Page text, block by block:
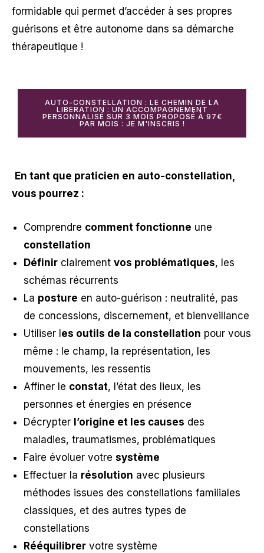
formidable qui permet d’accéder à ses propres
guérisons et être autonome dans sa démarche
thérapeutique !
AUTO-CONSTELLATION : LE CHEMIN DE LA
LIBERATION : UN ACCOMPAGNEMENT
PERSONNALISÉ SUR 3 MOIS PROPOSÉ À 97€
PAR MOIS : JE M'INSCRIS !
En tant que praticien en auto-constellation,
vous pourrez :
Comprendre comment fonctionne une
constellation
Définir clairement vos problématiques, les
schémas récurrents
La posture en auto-guérison : neutralité, pas
de concessions, discernement, et bienveillance
Utiliser l es outils de la constellation pour vous
même : le champ, la représentation, les
mouvements, les ressentis
Affiner le constat, l’état des lieux, les
personnes et énergies en présence
Décrypter l’origine et les causes des
maladies, traumatismes, problématiques
Faire évoluer votre système
Effectuer la résolution avec plusieurs
méthodes issues des constellations familiales
classiques, et des autres types de
constellations
Rééquilibrer votre système